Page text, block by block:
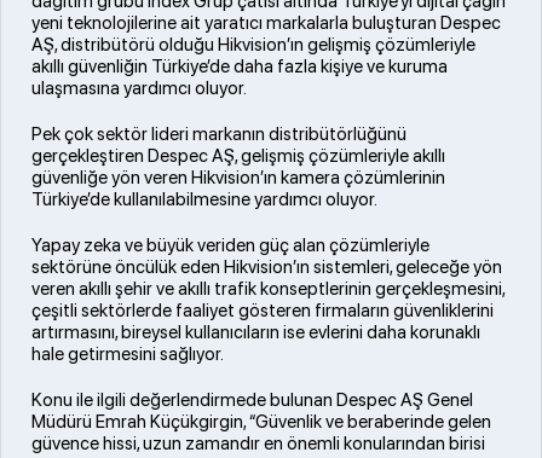
yeni teknolojilerine ait yaratıcı markalarla buluşturan Despec
AŞ, distribütörü olduğu Hikvision’ın gelişmiş çözümleriyle
akıllı güvenliğin Türkiye’de daha fazla kişiye ve kuruma
ulaşmasına yardımcı oluyor.
Pek çok sektör lideri markanın distribütörlüğünü
gerçekleştiren Despec AŞ, gelişmiş çözümleriyle akıllı
güvenliğe yön veren Hikvision’ın kamera çözümlerinin
Türkiye’de kullanılabilmesine yardımcı oluyor.
Yapay zeka ve büyük veriden güç alan çözümleriyle
sektörüne öncülük eden Hikvision’ın sistemleri, geleceğe yön
veren akıllı şehir ve akıllı trafik konseptlerinin gerçekleşmesini,
çeşitli sektörlerde faaliyet gösteren firmaların güvenliklerini
artırmasını, bireysel kullanıcıların ise evlerini daha korunaklı
hale getirmesini sağlıyor.
Konu ile ilgili değerlendirmede bulunan Despec AŞ Genel
Müdürü Emrah Küçükgirgin, “Güvenlik ve beraberinde gelen
güvence hissi, uzun zamandır en önemli konularından birisi